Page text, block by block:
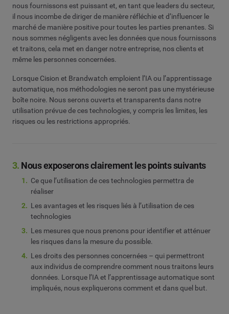
nous fournissons est puissant et, en tant que leaders du secteur,
il nous incombe de diriger de manière réfléchie et d’influencer le
marché de manière positive pour toutes les parties prenantes. Si
nous sommes négligents avec les données que nous fournissons
et traitons, cela met en danger notre entreprise, nos clients et
même les personnes concernées.
Lorsque Cision et Brandwatch emploient l’IA ou l’apprentissage
automatique, nos méthodologies ne seront pas une mystérieuse
boîte noire. Nous serons ouverts et transparents dans notre
utilisation prévue de ces technologies, y compris les limites, les
risques ou les restrictions appropriés.
3. Nous exposerons clairement les points suivants
Ce que l’utilisation de ces technologies permettra de
réaliser
Les avantages et les risques liés à l’utilisation de ces
technologies
Les mesures que nous prenons pour identifier et atténuer
les risques dans la mesure du possible.
Les droits des personnes concernées – qui permettront
aux individus de comprendre comment nous traitons leurs
données. Lorsque l’IA et l’apprentissage automatique sont
impliqués, nous expliquerons comment et dans quel but.